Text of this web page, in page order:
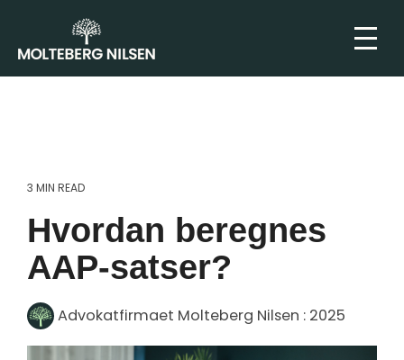
3 MIN READ
Hvordan beregnes
AAP-satser?
Advokatfirmaet Molteberg Nilsen : 2025